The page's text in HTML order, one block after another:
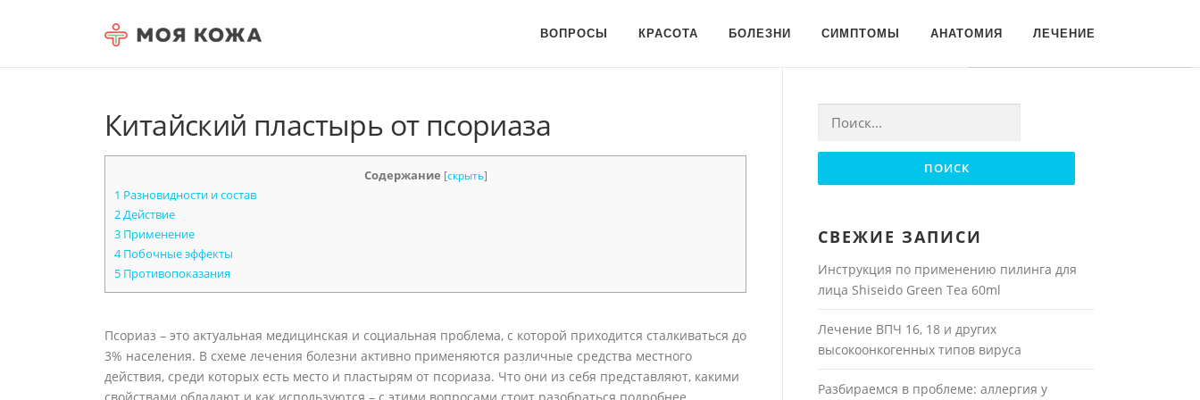
ВОПРОСЫ КРАСОТА БОЛЕЗНИ СИМПТОМЫ АНАТОМИЯ ЛЕЧЕНИЕ
Китайский пластырь от псориаза
Содержание [скрыть]
1 Разновидности и состав
2Действие
3 Применение
4Побочные эффекты
5 Противопоказания
Псориаз – это актуальная медицинская и социальная проблема, с которой приходится сталкиваться до
3% населения. В схеме лечения болезни активно применяются различные средства местного
действия, среди которых есть место и пластырям от псориаза. Что они из себя представляют, какими
Найти:
СВЕЖИЕ ЗАПИСИ
Инструкция по применению пилинга для
лица Shiseido Green Tea 60ml
Лечение ВПЧ 16, 18 и других
высокоонкогенных типов вируса
Разбираемся в проблеме: аллергия у
Для любых предложений по